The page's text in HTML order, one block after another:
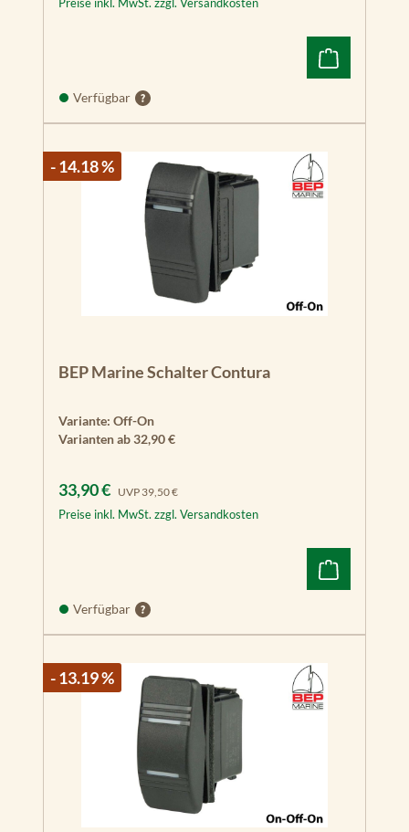
Verfügbar
- 14.18 %
BEP Marine Schalter Contura
Variante: Off-On
Varianten ab32,90 €
Verkaufspreis:
33,90 € UVP Regulärer Preis:
39,50 €
Preise inkl. MwSt. zzgl. Versandkosten
Verfügbar
- 13.19 %